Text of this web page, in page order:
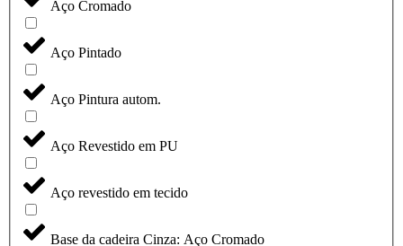
Aço Cromado
Aço Pintado
Aço Pintura autom.
Aço Revestido em PU
Aço revestido em tecido
Base da cadeira Cinza: Aço Cromado